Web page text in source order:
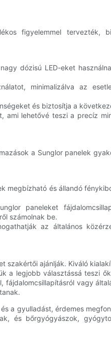
figyelemmel tervezték,
dózisú LED-eket
minimalizálva az
és biztosítja a
ami lehetővé teszi a precíz
a Sunglor panelek
megbízható és állandó
paneleket
számolnak be.
az általános
szakértői ajánlják. Kiváló
a legjobb választássá teszi
vagy
a gyulladást, érdemes
és bőrgyógyászok,